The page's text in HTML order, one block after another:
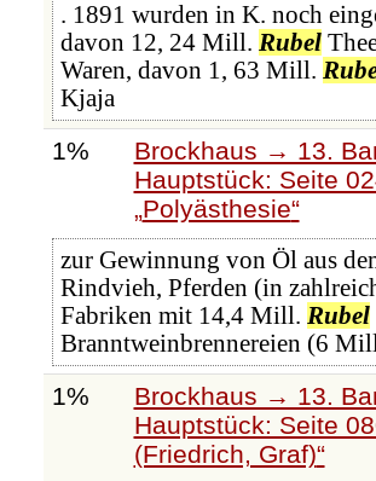
. 1891 wurden in K. noch
davon 12, 24 Mill. Rubel
Waren, davon 1, 63 Mill.
Kjaja
1%
Brockhaus → 13.
Hauptstück: Seite
Polyästhesie
zur Gewinnung von Öl aus
Rindvieh, Pferden (in
Fabriken mit 14,4 Mill. Rubel
Branntweinbrennereien (6
1%
Brockhaus → 13.
Hauptstück: Seite
(Friedrich, Graf)